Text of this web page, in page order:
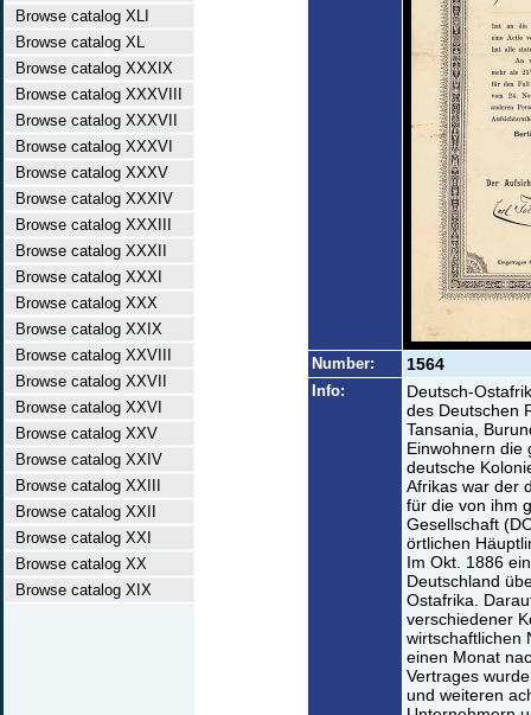
Browse catalog XLI
Browse catalog XL
Browse catalog XXXIX
Browse catalog XXXVIII
Browse catalog XXXVII
Browse catalog XXXVI
Browse catalog XXXV
Browse catalog XXXIV
Browse catalog XXXIII
Browse catalog XXXII
Browse catalog XXXI
Browse catalog XXX
Browse catalog XXIX
Browse catalog XXVIII
Browse catalog XXVII
Browse catalog XXVI
Browse catalog XXV
Browse catalog XXIV
Browse catalog XXIII
Browse catalog XXII
Browse catalog XXI
Browse catalog XX
Browse catalog XIX
Number: 1564
Info:
Deutsch-
des Deutschen
Tansania,
Einwohnern die
deutsche
Afrikas war der
für die von ihm
Gesellschaft
örtlichen
Im Okt. 1886
Deutschland
Ostafrika.
verschiedener
wirtschaftlichen
einen Monat
Vertrages
und weiteren